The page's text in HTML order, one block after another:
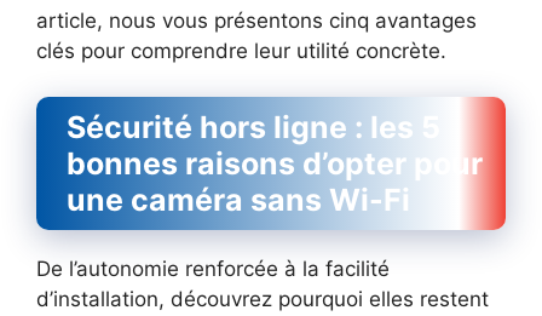
article, nous vous présentons cinq avantages
clés pour comprendre leur utilité concrète.
Sécurité hors ligne : les 5
bonnes raisons d’opter pour
une caméra sans Wi-Fi
De l’autonomie renforcée à la facilité
d’installation, découvrez pourquoi elles restent